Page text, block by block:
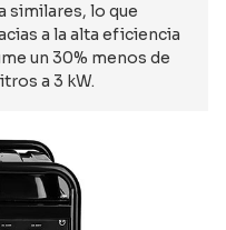
similares, lo que
a la alta eficiencia
un 30% menos de
a 3 kW.